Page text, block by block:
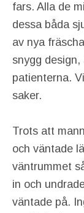
fars. Alla de
dessa båda
av nya
snygg design,
patienterna.
saker.
Trots att
och väntade
väntrummet
in och
väntade på.